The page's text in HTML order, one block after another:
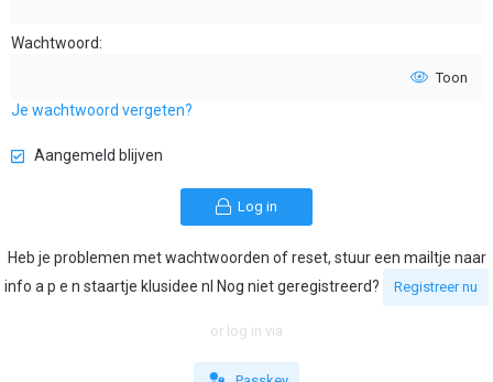
Wachtwoord
Toon
Je wachtwoord vergeten?
Aangemeld blijven
Log in
Heb je problemen met wachtwoorden of reset, stuur een mailtje naar
info a p e n staartje klusidee nl Nog niet geregistreerd?
Registreer nu
or log in via